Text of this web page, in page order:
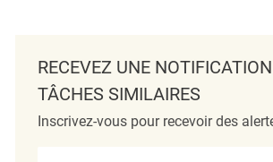
RECEVEZ UNE
TÂCHES SIMILAIRES
Inscrivez-vous pour recevoir des